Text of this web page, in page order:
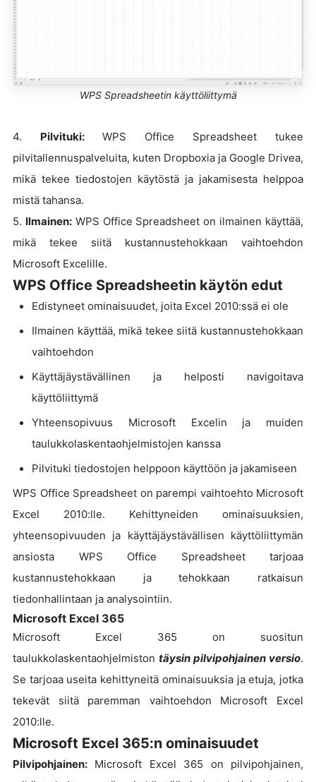
WPS Spreadsheetin käyttöliittymä
4. Pilvituki: WPS Office Spreadsheet tukee
pilvitallennuspalveluita, kuten Dropboxia ja Google Drivea,
mikä tekee tiedostojen käytöstä ja jakamisesta helppoa
mistä tahansa.
5. Ilmainen:WPS Office Spreadsheet on ilmainen käyttää,
mikä tekee siitä kustannustehokkaan vaihtoehdon
Microsoft Excelille.
WPS Office Spreadsheetin käytön edut
Edistyneet ominaisuudet, joita Excel 2010:ssä ei ole
Ilmainen käyttää, mikä tekee siitä kustannustehokkaan
vaihtoehdon
Käyttäjäystävällinen ja helposti navigoitava
käyttöliittymä
Yhteensopivuus Microsoft Excelin ja muiden
taulukkolaskentaohjelmistojen kanssa
Pilvituki tiedostojen helppoon käyttöön ja jakamiseen
WPS Office Spreadsheet on parempi vaihtoehto Microsoft
Excel 2010:lle. Kehittyneiden ominaisuuksien,
yhteensopivuuden ja käyttäjäystävällisen käyttöliittymän
ansiosta WPS Office Spreadsheet tarjoaa
kustannustehokkaan ja tehokkaan ratkaisun
tiedonhallintaan ja analysointiin.
Microsoft Excel 365
Microsoft Excel 365 on suositun
taulukkolaskentaohjelmiston täysin pilvipohjainen versio.
Se tarjoaa useita kehittyneitä ominaisuuksia ja etuja, jotka
tekevät siitä paremman vaihtoehdon Microsoft Excel
2010:lle.
Microsoft Excel 365:n ominaisuudet
Pilvipohjainen: Microsoft Excel 365 on pilvipohjainen,